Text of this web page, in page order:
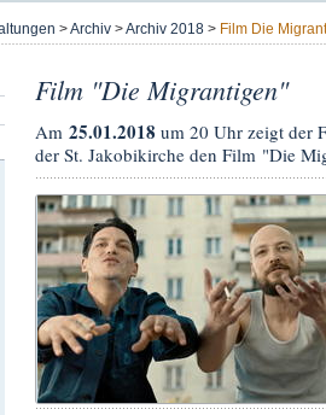
>Archiv>Archiv 2018> Film Die
Film "Die Migrantigen"
Am25.01.2018 um 20 Uhr zeigt der
der St. Jakobikirche den Film "Die